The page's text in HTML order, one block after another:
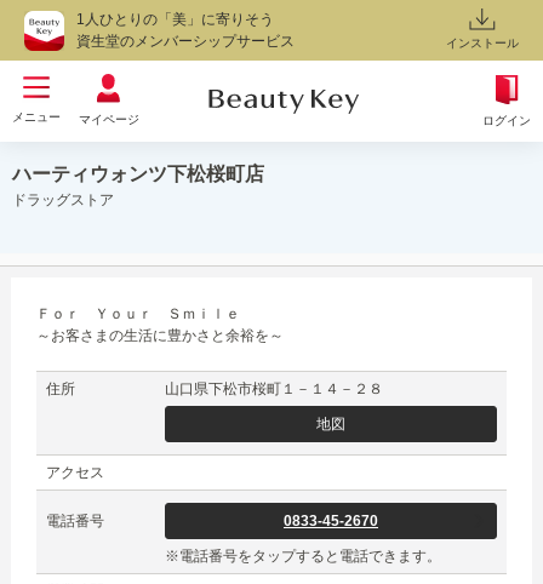
1人ひとりの「美」に寄りそう
資生堂のメンバーシップサービス
インストール
メニュー マイページ ログイン
ハーティウォンツ下松桜町店
ドラッグストア
Ｆｏｒ Ｙｏｕｒ Ｓｍｉｌｅ
～お客さまの生活に豊かさと余裕を～
住所 山口県下松市桜町１－１４－２８
地図
アクセス
電話番号 0833-45-2670
※電話番号をタップすると電話できます。